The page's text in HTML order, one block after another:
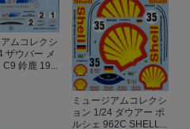
ムコレクシ
ザウバー メ
C9 鈴鹿 19...
ミュージアムコレクシ
ョン 1/24 ダウアー ポ
ルシェ 962C SHELL...